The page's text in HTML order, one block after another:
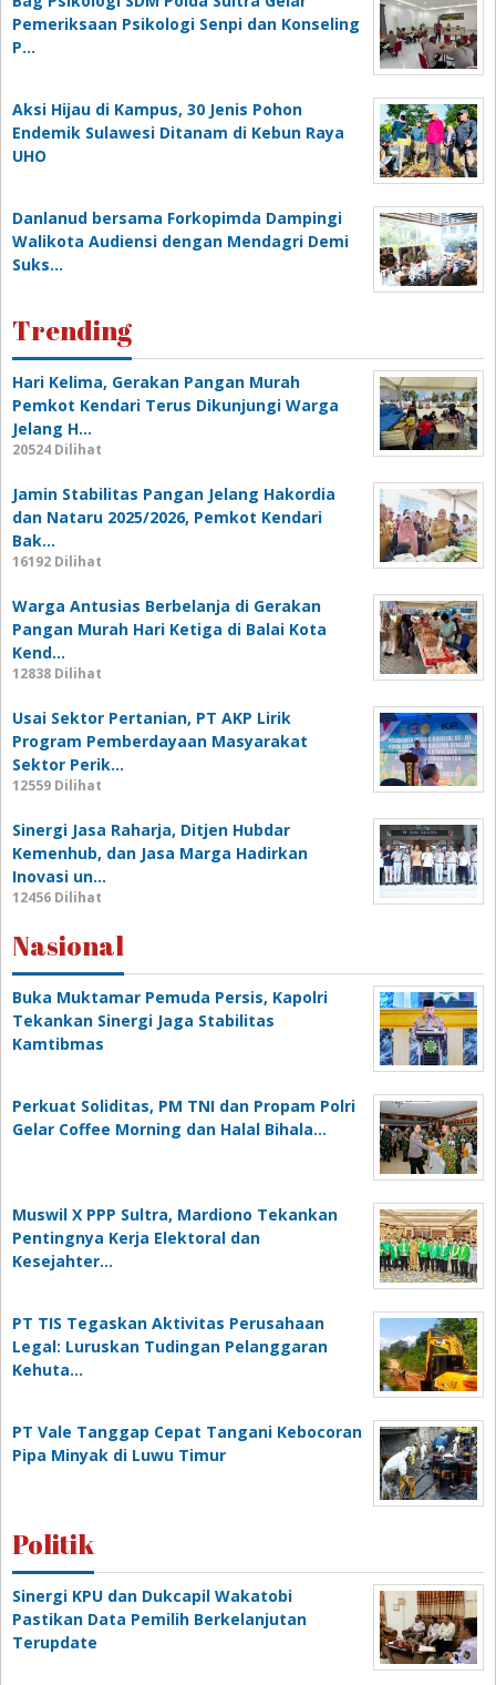
Pemeriksaan Psikologi Senpi dan Konseling
P…
‎Aksi Hijau di Kampus, 30 Jenis Pohon
Endemik Sulawesi Ditanam di Kebun Raya
UHO
Danlanud bersama Forkopimda Dampingi
Walikota Audiensi dengan Mendagri Demi
Suks…
Trending
Hari Kelima, Gerakan Pangan Murah
Pemkot Kendari Terus Dikunjungi Warga
Jelang H…
20524 Dilihat
Jamin Stabilitas Pangan Jelang Hakordia
dan Nataru 2025/2026, Pemkot Kendari
Bak…
16192 Dilihat
Warga Antusias Berbelanja di Gerakan
Pangan Murah Hari Ketiga di Balai Kota
Kend…
12838 Dilihat
Usai Sektor Pertanian, PT AKP Lirik
Program Pemberdayaan Masyarakat
Sektor Perik…
12559 Dilihat
Sinergi Jasa Raharja, Ditjen Hubdar
Kemenhub, dan Jasa Marga Hadirkan
Inovasi un…
12456 Dilihat
Nasional
Buka Muktamar Pemuda Persis, Kapolri
Tekankan Sinergi Jaga Stabilitas
Kamtibmas
Perkuat Soliditas, PM TNI dan Propam Polri
Gelar Coffee Morning dan Halal Bihala…
Muswil X PPP Sultra, Mardiono Tekankan
Pentingnya Kerja Elektoral dan
Kesejahter…
PT TIS Tegaskan Aktivitas Perusahaan
Legal: Luruskan Tudingan Pelanggaran
Kehuta…
PT Vale Tanggap Cepat Tangani Kebocoran
Pipa Minyak di Luwu Timur
Politik
Sinergi KPU dan Dukcapil Wakatobi
Pastikan Data Pemilih Berkelanjutan
Terupdate